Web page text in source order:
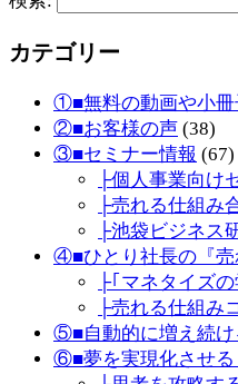
カテゴリー
①■無料の動画や小冊
②■お客様の声 (38)
③■セミナー情報 (67)
├個人事業向け
├売れる仕組み
├池袋ビジネス
④■ひとり社長の『売
├｢マネタイズの
├売れる仕組み
⑤■自動的に増え続け
⑥■夢を実現化させる